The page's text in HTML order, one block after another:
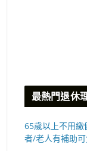
最熱門退休
65歲以上不用繳
者/老人有補助